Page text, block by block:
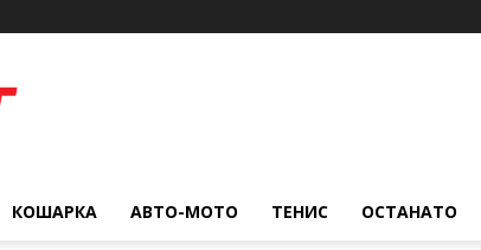
КОШАРКА АВТО-МОТО ТЕНИС ОСТАНАТО